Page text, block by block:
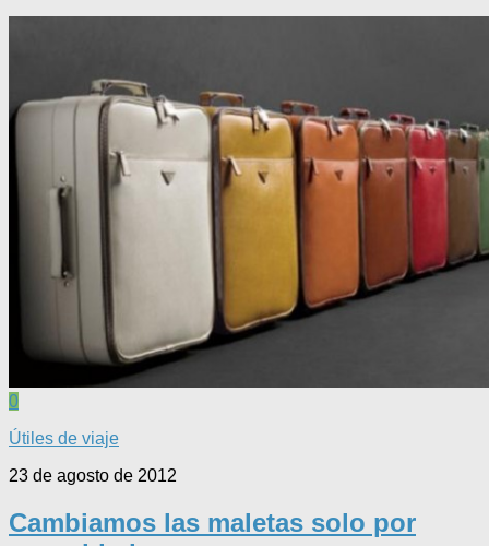
0
Útiles de viaje
23 de agosto de 2012
Cambiamos las maletas solo por